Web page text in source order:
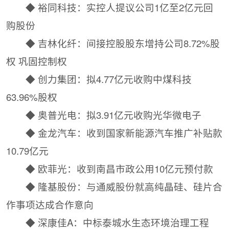
◆ 裕同科技：实控人提议公司1亿至2亿元回
购股份
◆ 吉林化纤：间接控股股东增持公司8.72%股
权 巩固控制权
◆ 创力集团：拟4.77亿元收购中煤科技
63.96%股权
◆ 奥普光电：拟3.91亿元收购光华微电子
◆ 金龙汽车：收到国家新能源汽车推广补贴款
10.79亿元
◆ 欧菲光：收到南昌市政公用10亿元预付款
◆ 隆基股份：与通威股份就高纯晶硅、硅片合
作事项达成合作意向
◆ 深康佳A：中标泰城水生态环境治理工程